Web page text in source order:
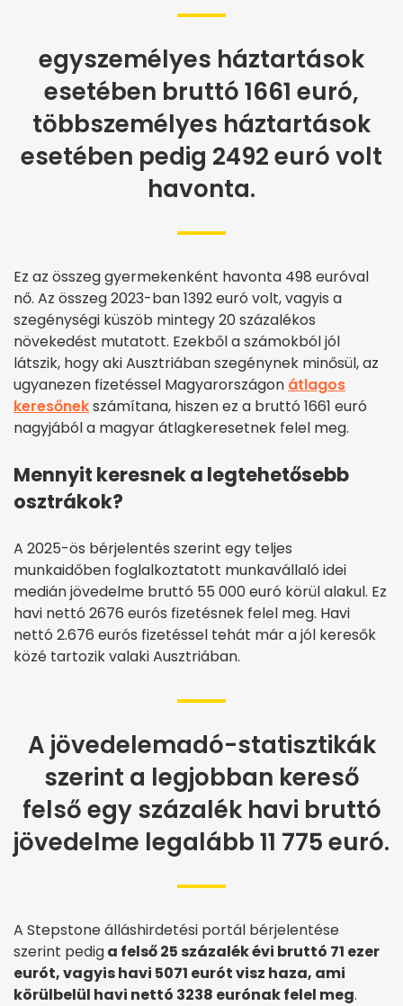
egyszemélyes háztartások
esetében bruttó 1661 euró,
többszemélyes háztartások
esetében pedig 2492 euró volt
havonta.
Ez az összeg gyermekenként havonta 498 euróval
nő. Az összeg 2023-ban 1392 euró volt, vagyis a
szegénységi küszöb mintegy 20 százalékos
növekedést mutatott. Ezekből a számokból jól
látszik, hogy aki Ausztriában szegénynek minősül, az
ugyanezen fizetéssel Magyarországon átlagos
keresőnekszámítana, hiszen ez a bruttó 1661 euró
nagyjából a magyar átlagkeresetnek felel meg.
Mennyit keresnek a legtehetősebb
osztrákok?
A 2025-ös bérjelentés szerint egy teljes
munkaidőben foglalkoztatott munkavállaló idei
medián jövedelme bruttó 55 000 euró körül alakul. Ez
havi nettó 2676 eurós fizetésnek felel meg. Havi
nettó 2.676 eurós fizetéssel tehát már a jól keresők
közé tartozik valaki Ausztriában.
A jövedelemadó-statisztikák
szerint a legjobban kereső
felső egy százalék havi bruttó
jövedelme legalább 11 775 euró.
A Stepstone álláshirdetési portál bérjelentése
szerint pediga felső 25 százalék évi bruttó 71 ezer
eurót, vagyis havi 5071 eurót visz haza, ami
körülbelül havi nettó 3238 eurónak felel meg.